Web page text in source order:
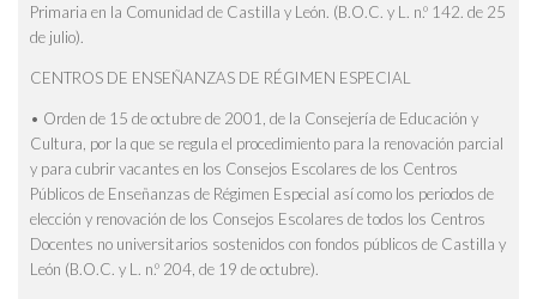
Primaria en la Comunidad de Castilla y León. (B.O.C. y L. n.º 142. de 25
de julio).
CENTROS DE ENSEÑANZAS DE RÉGIMEN ESPECIAL
• Orden de 15 de octubre de 2001, de la Consejería de Educación y
Cultura, por la que se regula el procedimiento para la renovación parcial
y para cubrir vacantes en los Consejos Escolares de los Centros
Públicos de Enseñanzas de Régimen Especial así como los periodos de
elección y renovación de los Consejos Escolares de todos los Centros
Docentes no universitarios sostenidos con fondos públicos de Castilla y
León (B.O.C. y L. n.º 204, de 19 de octubre).